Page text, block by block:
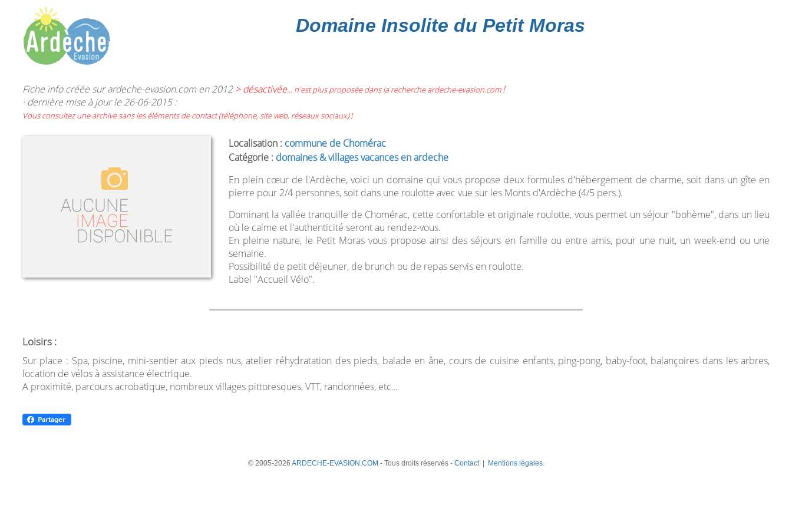
Domaine Insolite du Petit Moras
Fiche info créée sur ardeche-evasion.com en 2012> désactivée... n'est plus proposée dans la recherche ardeche-evasion.com!
· dernière mise à jour le 26-06-2015 :
Vous consultez une archive sans les éléments de contact (téléphone, site web, réseaux sociaux) !
Localisation : commune de Chomérac
Catégorie : domaines & villages vacances en ardeche
En plein cœur de l'Ardèche, voici un domaine qui vous propose deux formules d'hébergement de charme, soit dans un gîte en
pierre pour 2/4 personnes, soit dans une roulotte avec vue sur les Monts d'Ardèche (4/5 pers.).
Dominant la vallée tranquille de Chomérac, cette confortable et originale roulotte, vous permet un séjour "bohème", dans un lieu
où le calme et l'authenticité seront au rendez-vous.
En pleine nature, le Petit Moras vous propose ainsi des séjours en famille ou entre amis, pour une nuit, un week-end ou une
semaine.
Possibilité de petit déjeuner, de brunch ou de repas servis en roulotte.
Label "Accueil Vélo".
Loisirs :
Sur place : Spa, piscine, mini-sentier aux pieds nus, atelier réhydratation des pieds, balade en âne, cours de cuisine enfants, ping-pong, baby-foot, balançoires dans les arbres,
location de vélos à assistance électrique.
A proximité, parcours acrobatique, nombreux villages pittoresques, VTT, randonnées, etc…
© 2005-2026 ARDECHE-EVASION.COM - Tous droits réservés - Contact| Mentions légales.